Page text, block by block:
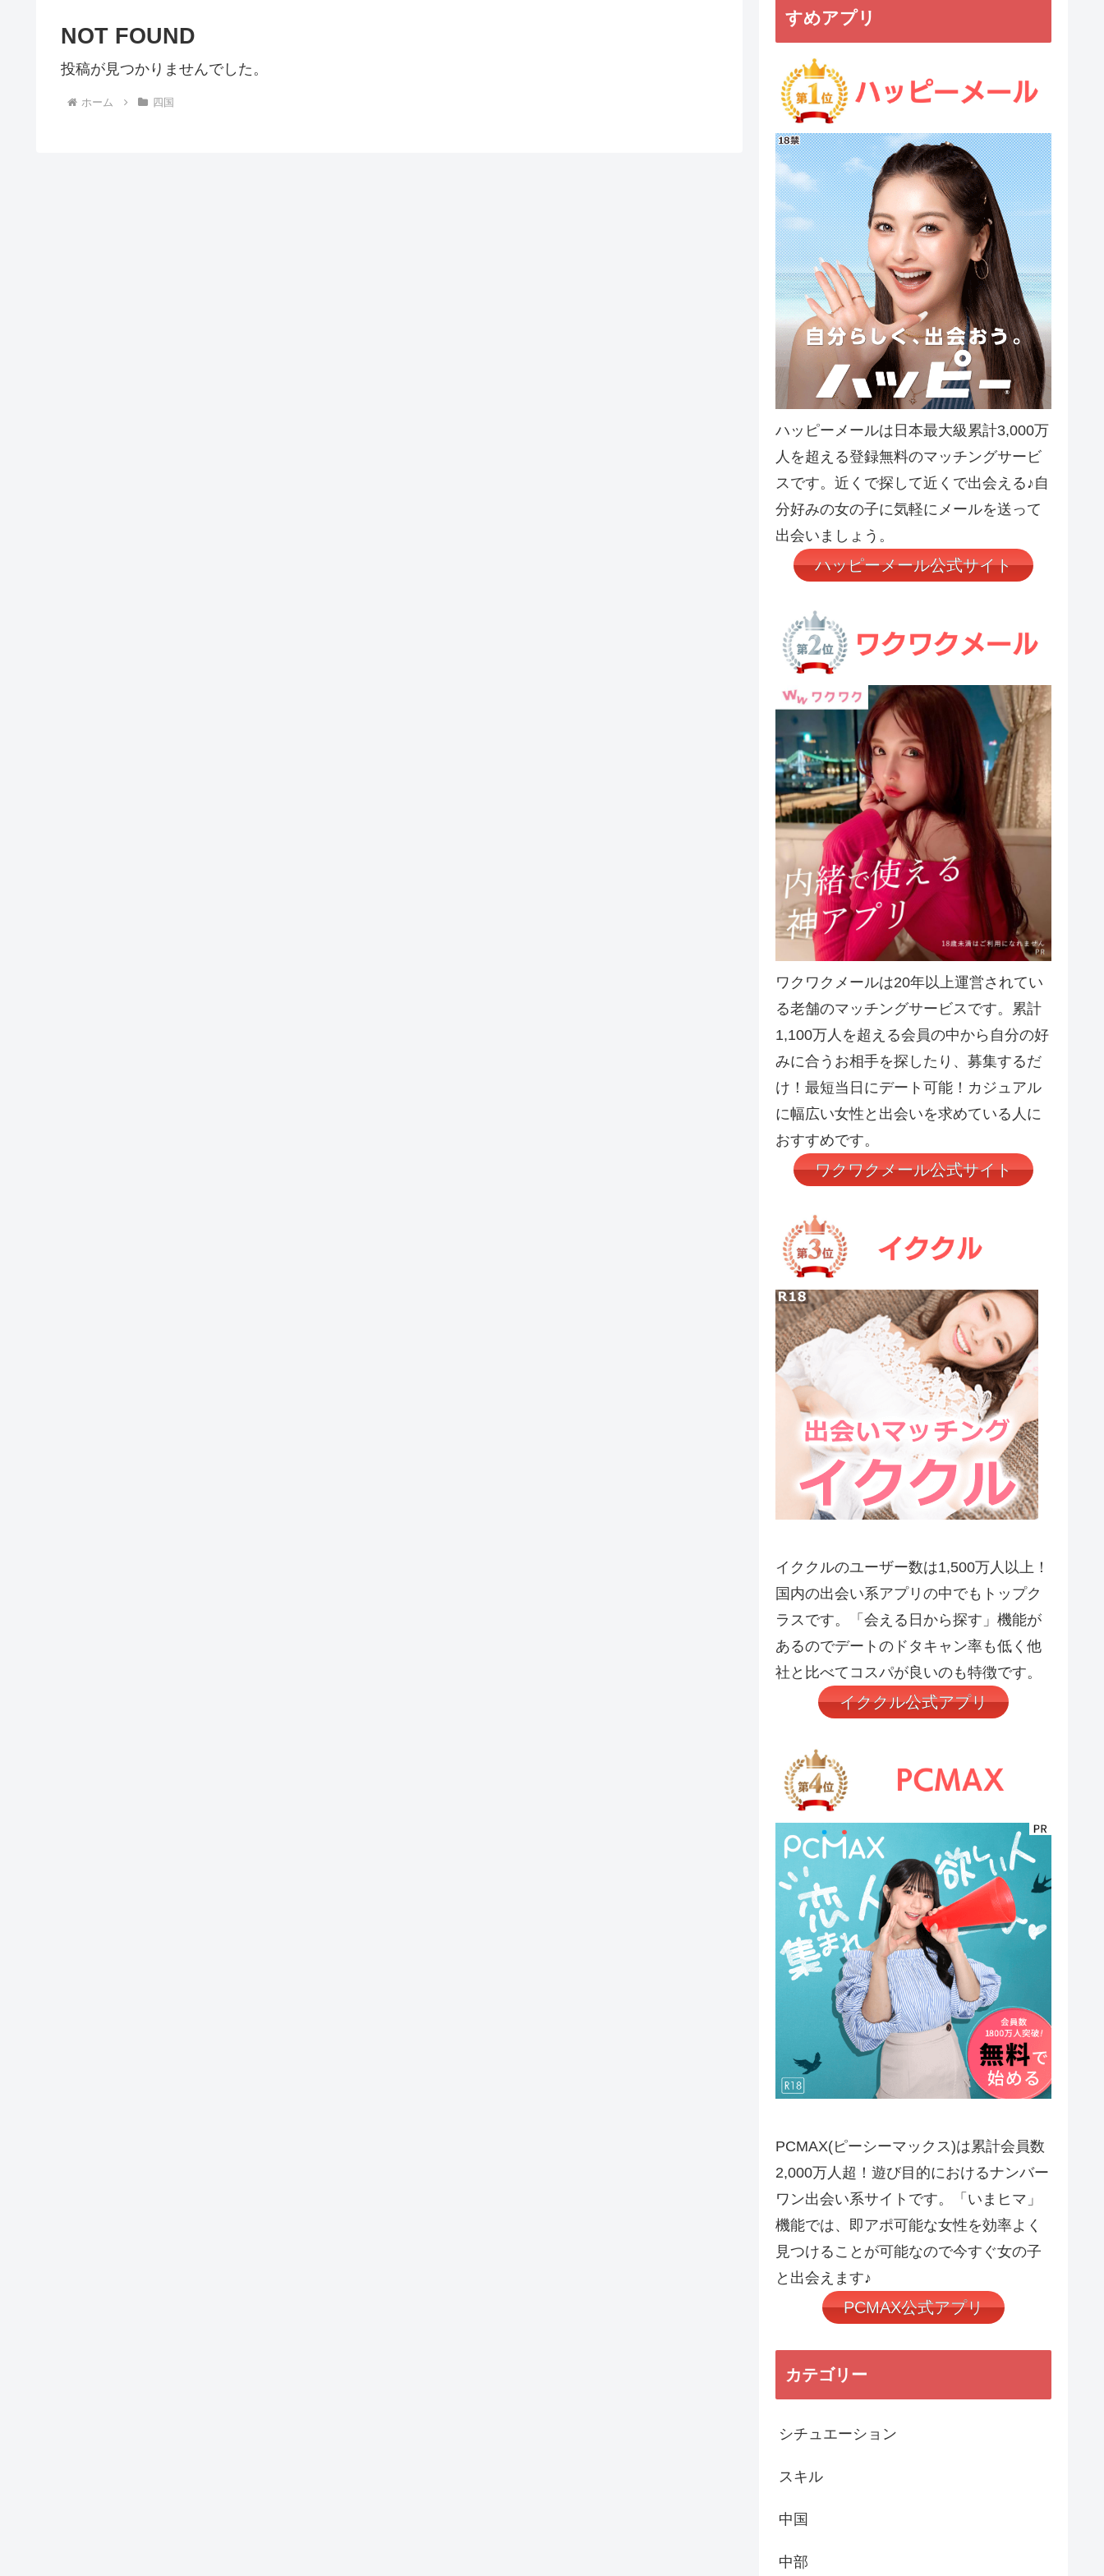
NOT FOUND
投稿が見つかりませんでした。
ホーム 四国
すめアプリ
ハッピーメールは日本最大級累計3,000万
人を超える登録無料のマッチングサービ
スです。近くで探して近くで出会える♪自
分好みの女の子に気軽にメールを送って
出会いましょう。
ハッピーメール公式サイト
ワクワクメールは20年以上運営されてい
る老舗のマッチングサービスです。累計
1,100万人を超える会員の中から自分の好
みに合うお相手を探したり、募集するだ
け！最短当日にデート可能！カジュアル
に幅広い女性と出会いを求めている人に
おすすめです。
ワクワクメール公式サイト
イククルのユーザー数は1,500万人以上！
国内の出会い系アプリの中でもトップク
ラスです。「会える日から探す」機能が
あるのでデートのドタキャン率も低く他
社と比べてコスパが良いのも特徴です。
イククル公式アプリ
PCMAX(ピーシーマックス)は累計会員数
2,000万人超！遊び目的におけるナンバー
ワン出会い系サイトです。「いまヒマ」
機能では、即アポ可能な女性を効率よく
見つけることが可能なので今すぐ女の子
と出会えます♪
PCMAX公式アプリ
カテゴリー
シチュエーション
スキル
中国
中部